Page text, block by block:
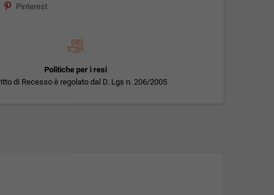
Pinterest
Politiche per i resi
di Recesso è regolato dal D. Lgs n. 206/2005